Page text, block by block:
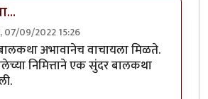
07/09/2022 15:26
अभावानेच वाचायला मिळते.
निमित्ताने एक सुंदर बालकथा